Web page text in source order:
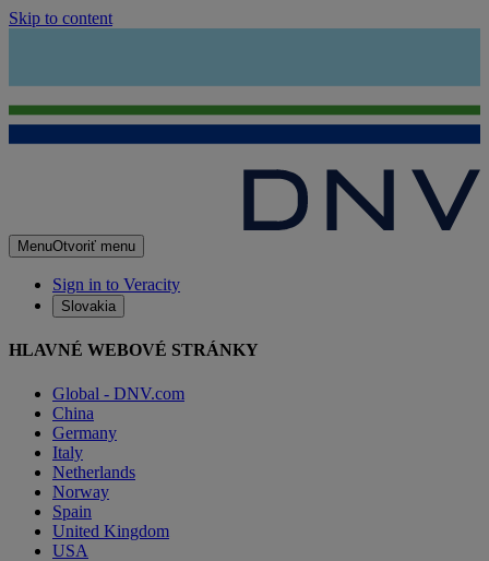
Skip to content
MenuOtvoriť menu
Sign in to Veracity
Slovakia
HLAVNÉ WEBOVÉ STRÁNKY
Global - DNV.com
China
Germany
Italy
Netherlands
Norway
Spain
United Kingdom
USA